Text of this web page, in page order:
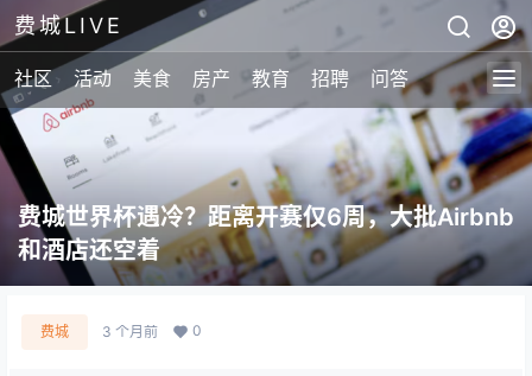
费城LIVE
社区 活动 美食 房产 教育 招聘 问答
费城世界杯遇冷？距离开赛仅6周，大批Airbnb
和酒店还空着
费城 3 个月前 0